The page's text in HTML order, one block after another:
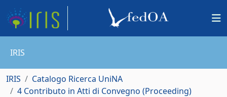
IRIS
IRIS
Catalogo Ricerca UniNA
4 Contributo in Atti di Convegno (Proceeding)